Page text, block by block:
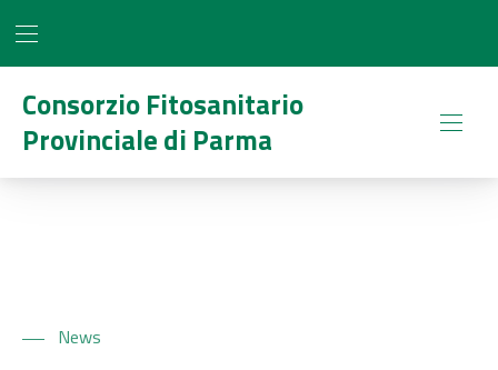
BAR NAVIGATION
Consorzio Fitosanitario
Provinciale di Parma
News